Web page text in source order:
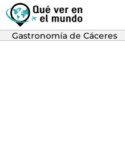
Gastronomía de Cáceres